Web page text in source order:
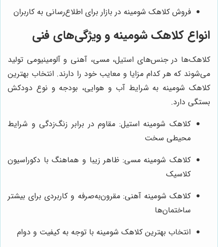
فروش کلاهک شومینه در بازار برای اطلاع‌رسانی به کاربران
انواع کلاهک شومینه و ویژگی‌های فنی
کلاهک‌ها در جنس‌های استیل، مسی، آهنی و آلومینیومی تولید
می‌شوند که هر کدام مزایا و معایب خود را دارند. انتخاب بهترین
کلاهک شومینه به شرایط آب و هوایی، بودجه و نوع دودکش
بستگی دارد.
کلاهک شومینه استیل: مقاوم در برابر زنگ‌زدگی و شرایط
محیطی سخت
کلاهک شومینه مسی: ظاهر زیبا و هماهنگ با دکوراسیون
کلاسیک
کلاهک شومینه آهنی: مقرون‌به‌صرفه و کاربردی برای بیشتر
ساختمان‌ها
انتخاب بهترین کلاهک شومینه با توجه به کیفیت و دوام